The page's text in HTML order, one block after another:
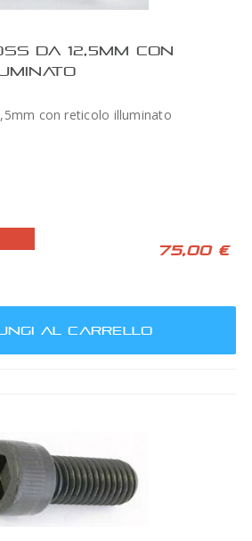
DA 12,5MM CON
con reticolo illuminato
75,00 €
AL CARRELLO